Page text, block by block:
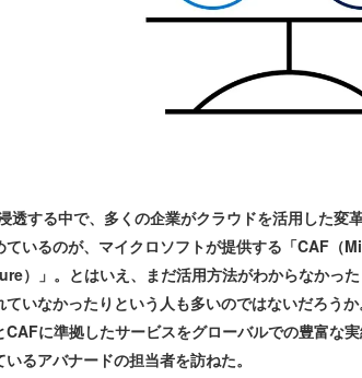
透する中で、多くの企業がクラウドを活用した変
ているのが、マイクロソフトが提供する「CAF
）」。とはいえ、まだ活用方法がわからなかっ
ていなかったりという人も多いのではないだろう
CAFに準拠したサービスをグローバルでの豊富な
るアバナードの担当者を訪ねた。